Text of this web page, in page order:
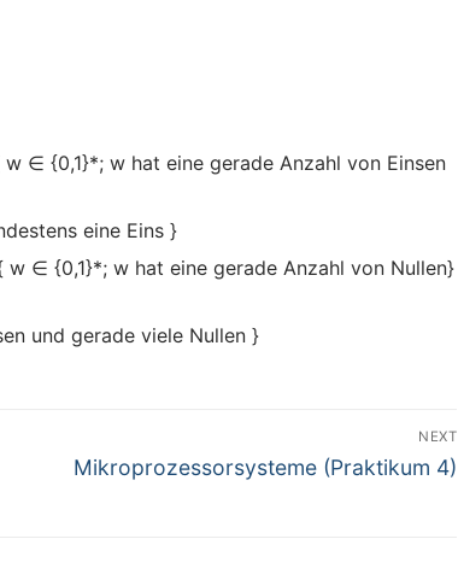
w ∈ {0,1}*; w hat eine gerade Anzahl von Einsen
eine Eins }
w ∈ {0,1}*; w hat eine gerade Anzahl von Nullen}
und gerade viele Nullen }
NEXT
Next
Mikroprozessorsysteme (Praktikum 4)